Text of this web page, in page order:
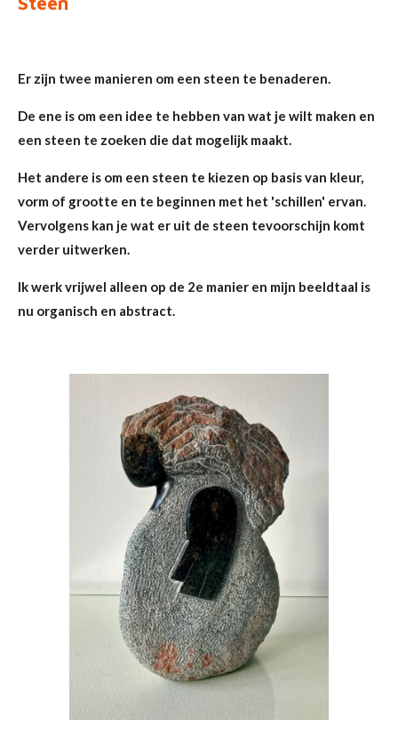
Er zijn twee manieren om een ​​steen te benaderen.
De ene is om een ​​idee te hebben van wat je wilt maken en
een steen te zoeken die dat mogelijk maakt.
Het andere is om een ​​steen te kiezen op basis van kleur,
vorm of grootte en te beginnen met het 'schillen' ervan.
Vervolgens kan je wat er uit de steen tevoorschijn komt
verder uitwerken.
Ik werk vrijwel alleen op de 2e manier en mijn beeldtaal is
nu organisch en abstract.